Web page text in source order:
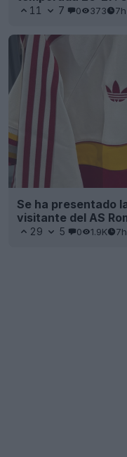
11 7 0 373 7h
Se ha presentado
visitante del AS
29 5 0 1.9K 7h